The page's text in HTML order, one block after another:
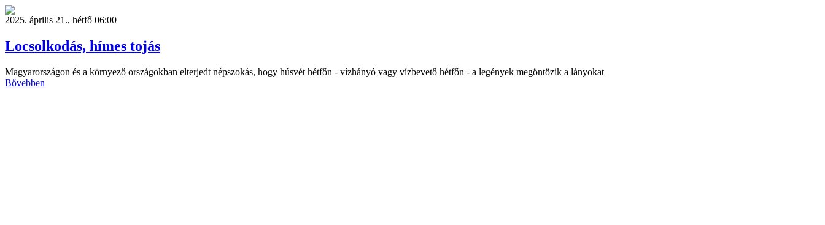
2025. április 21., hétfő 06:00
Locsolkodás, hímes tojás
Magyarországon és a környező országokban elterjedt népszokás, hogy húsvét hétfőn - vízhányó vagy vízbevető hétfőn - a legények megöntözik a lányokat
Bővebben